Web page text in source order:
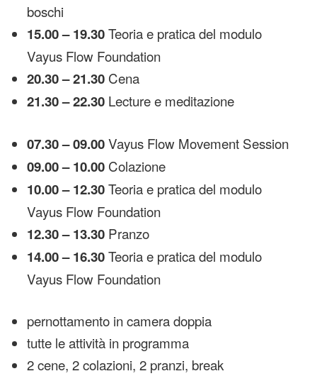
boschi
15.00 – 19.30Teoria e pratica del modulo
Vayus Flow Foundation
20.30 – 21.30 Cena
21.30 – 22.30Lecture e meditazione
07.30 – 09.00Vayus Flow Movement Session
09.00 – 10.00 Colazione
10.00 – 12.30 Teoria e pratica del modulo
Vayus Flow Foundation
12.30– 13.30Pranzo
14.00 – 16.30Teoria e pratica del modulo
Vayus Flow Foundation
pernottamento in camera doppia
tutte le attività in programma
2 cene, 2 colazioni, 2 pranzi, break